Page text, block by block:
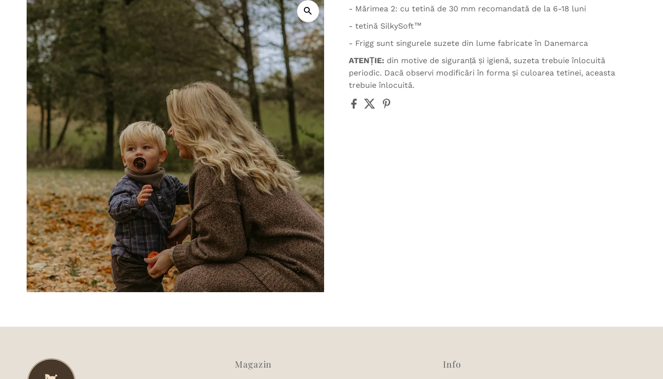
- Mărimea 2: cu tetină de 30 mm recomandată de la 6-18 luni
- tetină SilkySoft™
- Frigg sunt singurele suzete din lume fabricate în Danemarca
ATENȚIE: din motive de siguranță și igienă, suzeta trebuie înlocuită
periodic. Dacă observi modificări în forma și culoarea tetinei, aceasta
trebuie înlocuită.
Magazin Info